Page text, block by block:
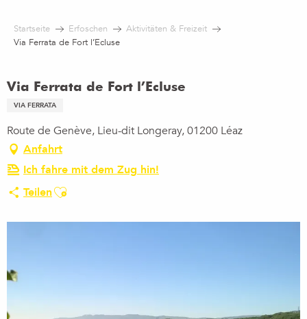
contenu
Startseite Erfoschen
Aktivitäten & Freizeit
Via Ferrata de Fort l’Ecluse
Via Ferrata de Fort l’Ecluse
VIA FERRATA
Route de Genève, Lieu-dit Longeray, 01200 Léaz
Anfahrt
Ich fahre mit dem Zug hin!
TeilenAjouter aux favoris